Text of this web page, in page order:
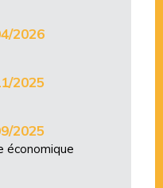
2026
2025
2025
économique